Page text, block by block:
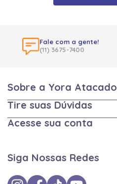
Fale com a gente!
(11) 3675-7400
Sobre a Yora Atacado
Tire suas Dúvidas
Acesse sua conta
Siga Nossas Redes